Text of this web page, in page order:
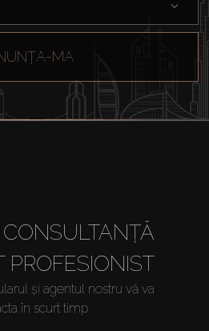
MA
PROFESIONIST
și agentul nostru vă va
în scurt timp